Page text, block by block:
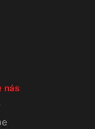
nás